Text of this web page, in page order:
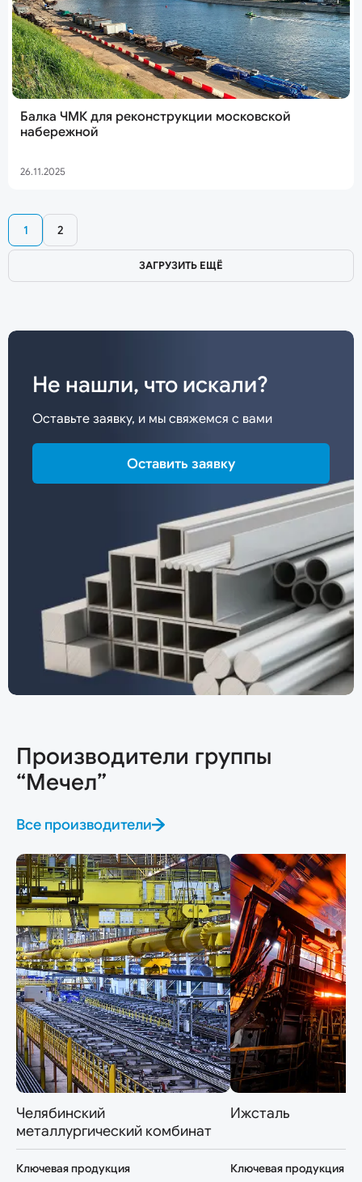
Балка ЧМК для реконструкции московской
набережной
26.11.2025
1 2
ЗАГРУЗИТЬ ЕЩЁ
Не нашли, что искали?
Оставьте заявку, и мы свяжемся с вами
Оставить заявку
Производители группы
“Мечел”
Все производители
Челябинский
металлургический комбинат
Ключевая продукция
Ижсталь
Ключевая продукция